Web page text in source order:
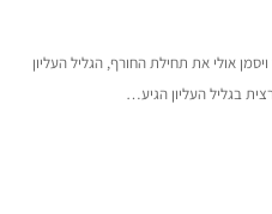
אולי את תחילת החורף, הגליל העליון
בגליל העליון הגיע…